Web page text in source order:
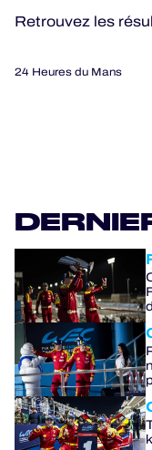
Retrouvez les
24 Heures du Mans